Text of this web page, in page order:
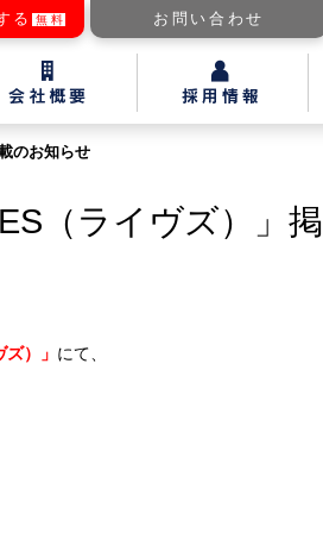
る 無料 お問い合わせ
のお知らせ
（ライヴズ）」掲
）」 にて、